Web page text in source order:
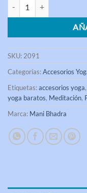
SKU:2091
Categorías:Accesorios
Etiquetas:accesorios yoga,
yoga baratos, Meditación,
Marca: Mani Bhadra